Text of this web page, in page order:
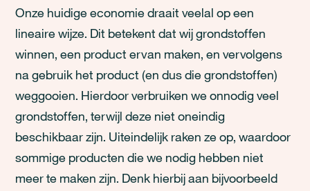
Onze huidige economie draait veelal op een
lineaire wijze. Dit betekent dat wij grondstoffen
winnen, een product ervan maken, en vervolgens
na gebruik het product (en dus die grondstoffen)
weggooien. Hierdoor verbruiken we onnodig veel
grondstoffen, terwijl deze niet oneindig
beschikbaar zijn. Uiteindelijk raken ze op, waardoor
sommige producten die we nodig hebben niet
meer te maken zijn. Denk hierbij aan bijvoorbeeld